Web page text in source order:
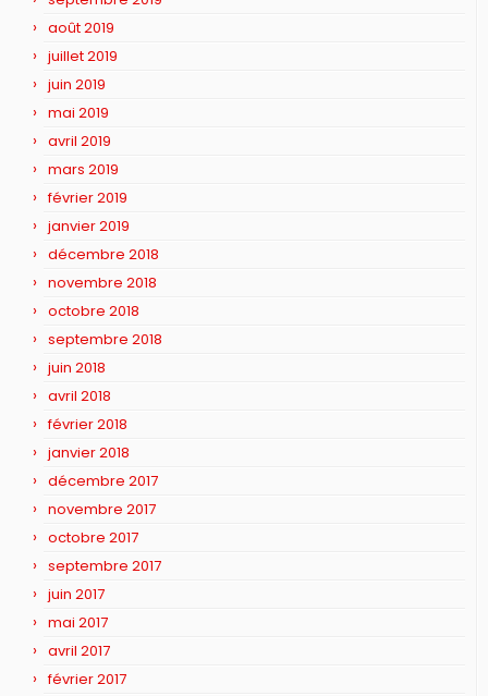
août 2019
juillet 2019
juin 2019
mai 2019
avril 2019
mars 2019
février 2019
janvier 2019
décembre 2018
novembre 2018
octobre 2018
septembre 2018
juin 2018
avril 2018
février 2018
janvier 2018
décembre 2017
novembre 2017
octobre 2017
septembre 2017
juin 2017
mai 2017
avril 2017
février 2017